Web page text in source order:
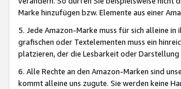
Marke hinzufügen bzw. Elemente aus einer
5. Jede Amazon-Marke muss für sich alleine
grafischen oder Textelementen muss ein
platzieren, der die Lesbarkeit oder
6. Alle Rechte an den Amazon-Marken sind
kommt alleine uns zugute. Sie werden keine